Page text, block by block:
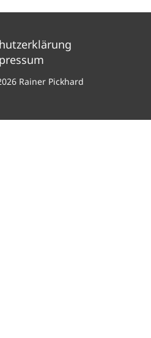
Rainer Pickhard